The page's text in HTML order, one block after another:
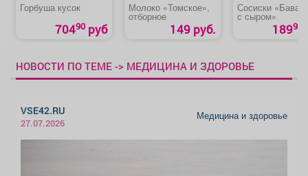
Горбуша кусок
70490 руб
Молоко «Томское»,
отборное
149 руб.
Сосиски
с сыром»
18990
НОВОСТИ ПО ТЕМЕ -> МЕДИЦИНА И ЗДОРОВЬЕ
VSE42.RU
27.07.2026
Медицина и здоровье